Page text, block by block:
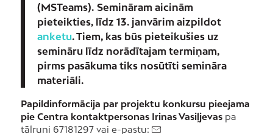
(MSTeams). Semināram aicinām
pieteikties, līdz 13. janvārim aizpildot
anketu. Tiem, kas būs pieteikušies uz
semināru līdz norādītajam termiņam,
pirms pasākuma tiks nosūtīti semināra
materiāli.
Papildinformācija par projektu konkursu pieejama
pie Centra kontaktpersonas Irinas Vasiļjevaspa
tālruni 67181297 vai e-pastu: